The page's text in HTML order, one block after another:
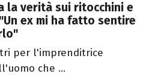
la verità sui ritocchini e
ex mi ha fatto sentire
per l'imprenditrice
che ...